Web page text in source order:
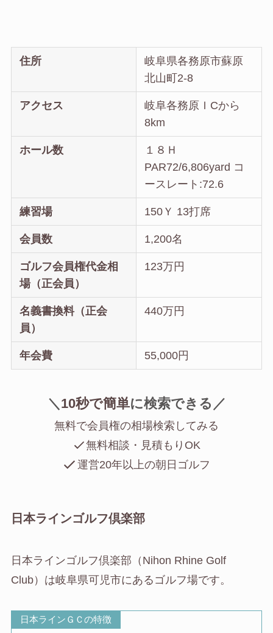
住所
岐阜県各務原市蘇原
北山町2-8
アクセス
岐阜各務原ＩCから
8km
ホール数
１８Ｈ
PAR72/6,806yard コ
ースレート:72.6
練習場 150Ｙ 13打席
会員数 1,200名
ゴルフ会員権代金相
場（正会員）
123万円
名義書換料（正会
員）
440万円
年会費 55,000円
＼ 10秒で簡単に検索できる／
無料で会員権の相場検索してみる
無料相談・見積もりOK
運営20年以上の朝日ゴルフ
日本ラインゴルフ倶楽部
日本ラインゴルフ倶楽部（Nihon Rhine Golf
Club）は岐阜県可児市にあるゴルフ場です。
日本ラインＧＣの特徴